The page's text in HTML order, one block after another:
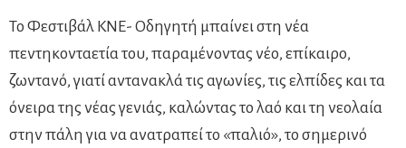
Το Φεστιβάλ ΚΝΕ- Οδηγητή μπαίνει στη νέα
πεντηκονταετία του, παραμένοντας νέο, επίκαιρο,
ζωντανό, γιατί αντανακλά τις αγωνίες, τις ελπίδες και τα
όνειρα της νέας γενιάς, καλώντας το λαό και τη νεολαία
στην πάλη για να ανατραπεί το «παλιό», το σημερινό